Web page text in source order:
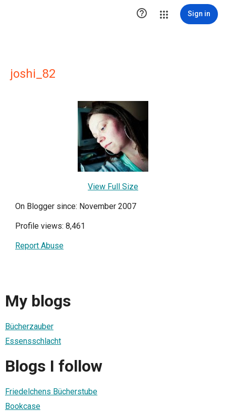
 Sign in
joshi_82
View Full Size
On Blogger since: November 2007
Profile views: 8,461
Report Abuse
My blogs
Bücherzauber
Essensschlacht
Blogs I follow
Friedelchens Bücherstube
Bookcase